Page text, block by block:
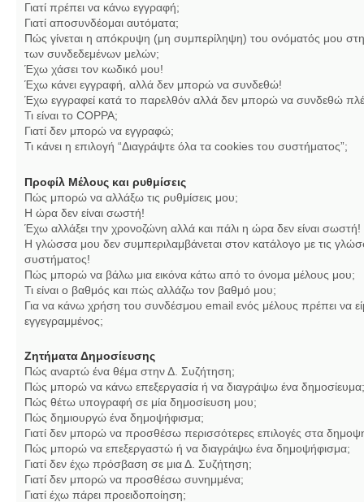
Γιατί πρέπει να κάνω εγγραφή;
Γιατί αποσυνδέομαι αυτόματα;
Πώς γίνεται η απόκρυψη (μη συμπερίληψη) του ονόματός μου στη
των συνδεδεμένων μελών;
Έχω χάσει τον κωδικό μου!
Έχω κάνει εγγραφή, αλλά δεν μπορώ να συνδεθώ!
Έχω εγγραφεί κατά το παρελθόν αλλά δεν μπορώ να συνδεθώ
Τι είναι το COPPA;
Γιατί δεν μπορώ να εγγραφώ;
Τι κάνει η επιλογή “Διαγράψτε όλα τα cookies του συστήματος”;
Προφίλ Μέλους και ρυθμίσεις
Πώς μπορώ να αλλάξω τις ρυθμίσεις μου;
Η ώρα δεν είναι σωστή!
Έχω αλλάξει την χρονοζώνη αλλά και πάλι η ώρα δεν είναι σωστή!
Η γλώσσα μου δεν συμπεριλαμβάνεται στον κατάλογο με τις
συστήματος!
Πώς μπορώ να βάλω μια εικόνα κάτω από το όνομα μέλους μου;
Τι είναι ο βαθμός και πώς αλλάζω τον βαθμό μου;
Για να κάνω χρήση του συνδέσμου email ενός μέλους πρέπει να
εγγεγραμμένος;
Ζητήματα Δημοσίευσης
Πώς αναρτώ ένα θέμα στην Δ. Συζήτηση;
Πώς μπορώ να κάνω επεξεργασία ή να διαγράψω ένα δημοσίευμα;
Πώς θέτω υπογραφή σε μία δημοσίευση μου;
Πώς δημιουργώ ένα δημοψήφισμα;
Γιατί δεν μπορώ να προσθέσω περισσότερες επιλογές στα
Πώς μπορώ να επεξεργαστώ ή να διαγράψω ένα δημοψήφισμα;
Γιατί δεν έχω πρόσβαση σε μια Δ. Συζήτηση;
Γιατί δεν μπορώ να προσθέσω συνημμένα;
Γιατί έχω πάρει προειδοποίηση;